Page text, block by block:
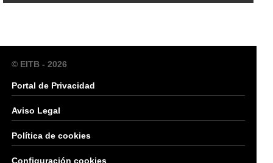
© EITB - 2026
Portal de Privacidad
Aviso Legal
Política de cookies
Configuración cookies